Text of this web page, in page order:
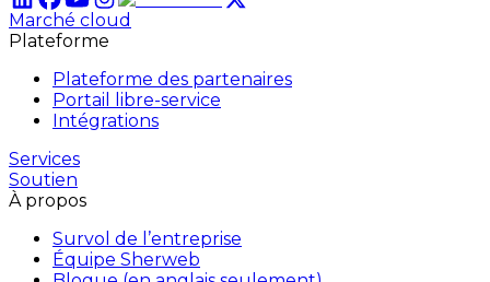
Marché cloud
Plateforme
Plateforme des partenaires
Portail libre-service
Intégrations
Services
Soutien
À propos
Survol de l’entreprise
Équipe Sherweb